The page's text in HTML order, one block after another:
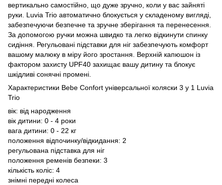
вертикально самостійно, що дуже зручно, коли у вас зайняті
руки. Luvia Trio автоматично блокується у складеному вигляді,
забезпечуючи безпечне та зручне зберігання та перенесення.
За допомогою ручки можна швидко та легко відкинути спинку
сидіння. Регульовані підставки для ніг забезпечують комфорт
вашому малюку в міру його зростання. Верхній капюшон із
фактором захисту UPF40 захищає вашу дитину та блокує
шкідливі сонячні промені.
Характеристики Bebe Confort універсальної коляски 3 у 1 Luvia
Trio
вік: від народження
вік дитини: 0 - 4 роки
вага дитини: 0 - 22 кг
положення відпочинку/відкидання: 2
регульована підставка для ніг
положення ременів безпеки: 3
кількість коліс: 4
знімні передні колеса